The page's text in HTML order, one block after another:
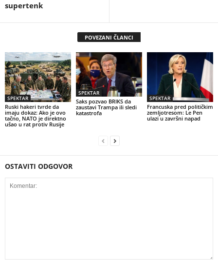
supertenk
POVEZANI ČLANCI
SPEKTAR
Ruski hakeri tvrde da
imaju dokaz: Ako je ovo
tačno, NATO je direktno
ušao u rat protiv Rusije
SPEKTAR
Saks pozvao BRIKS da
zaustavi Trampa ili sledi
katastrofa
SPEKTAR
Francuska pred političkim
zemljotresom: Le Pen
ulazi u završni napad
OSTAVITI ODGOVOR